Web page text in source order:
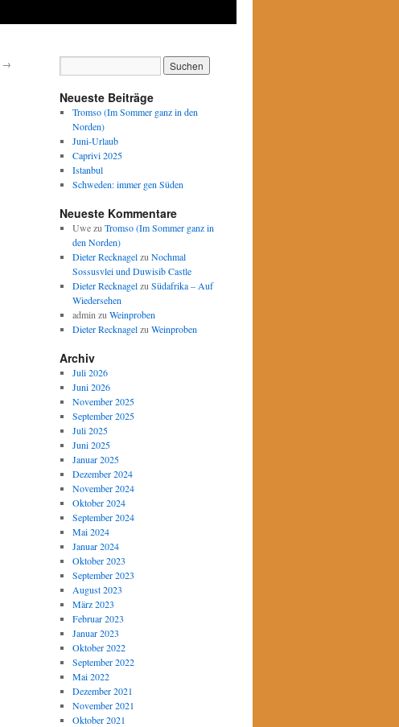
→
Neueste Beiträge
Tromso (Im Sommer ganz in den
Norden)
Juni-Urlaub
Caprivi 2025
Istanbul
Schweden: immer gen Süden
Neueste Kommentare
Uwezu Tromso (Im Sommer ganz in
den Norden)
Dieter Recknagelzu Nochmal
Sossusvlei und Duwisib Castle
Dieter Recknagelzu Südafrika – Auf
Wiedersehen
admin zu Weinproben
Dieter Recknagelzu Weinproben
Archiv
Juli 2026
Juni 2026
November 2025
September 2025
Juli 2025
Juni 2025
Januar 2025
Dezember 2024
November 2024
Oktober 2024
September 2024
Mai 2024
Januar 2024
Oktober 2023
September 2023
August 2023
März 2023
Februar 2023
Januar 2023
Oktober 2022
September 2022
Mai 2022
Dezember 2021
November 2021
Oktober 2021